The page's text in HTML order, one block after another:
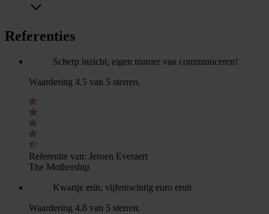
Referenties
Scherp inzicht, eigen manier van communiceren!
Waardering 4.5 van 5 sterren.
Referentie van: Jeroen Everaert
The Mothership
Kwartje erin, vijfentwintig euro eruit
Waardering 4.8 van 5 sterren.